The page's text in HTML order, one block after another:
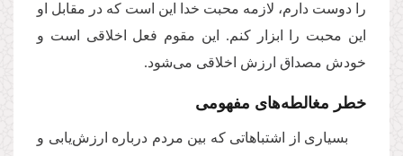
را دوست دارم، لازمه محبت خدا این است که در مقابل او
این محبت را ابزار کنم. این مقوم فعل اخلاقی است و
خودش مصداق ارزش اخلاقی می‌شود.
خطر مغالطه‌های مفهومی
بسیاری از اشتباهاتی که بین مردم درباره ارزش‌یابی و